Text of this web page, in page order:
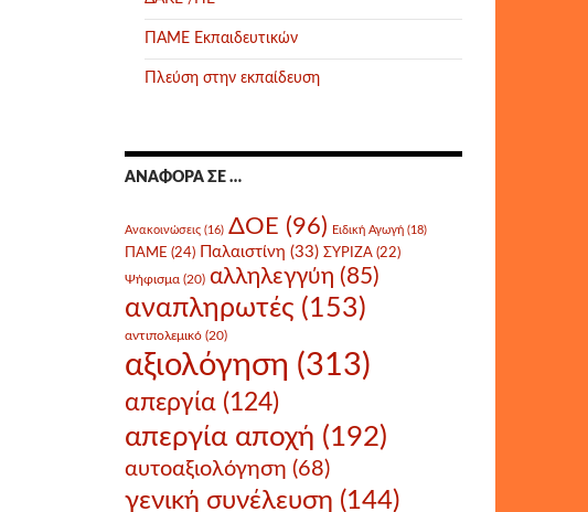
ΠΑΜΕ Εκπαιδευτικών
Πλεύση στην εκπαίδευση
ΑΝΑΦΟΡΆ ΣΕ …
Ανακοινώσεις (16) ΔΟΕ (96) Ειδική Αγωγή (18)
ΠΑΜΕ (24) Παλαιστίνη (33) ΣΥΡΙΖΑ (22)
Ψήφισμα (20) αλληλεγγύη (85)
αναπληρωτές (153)
αντιπολεμικό (20)
αξιολόγηση (313)
απεργία (124)
απεργία αποχή (192)
αυτοαξιολόγηση (68)
γενική συνέλευση (144)